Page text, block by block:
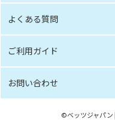
よくある質問
ご利用ガイド
お問い合わせ
©︎ベッツジャパン